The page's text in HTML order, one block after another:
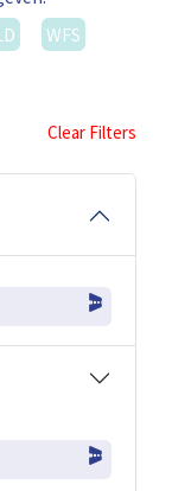
WFS
Clear Filters